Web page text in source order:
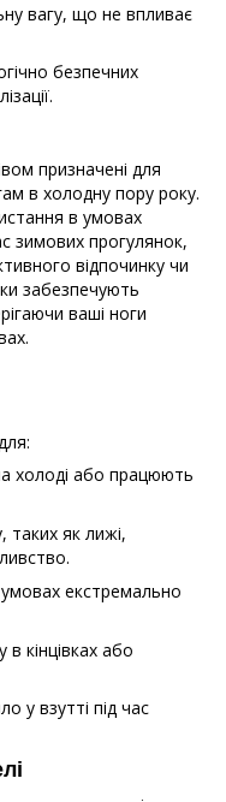
вагу, що не впливає
безпечних
призначені для
в холодну пору року.
в умовах
зимових прогулянок,
відпочинку чи
забезпечують
ваші ноги
холоді або працюють
таких як лижі,
екстремально
кінцівках або
у взутті під час